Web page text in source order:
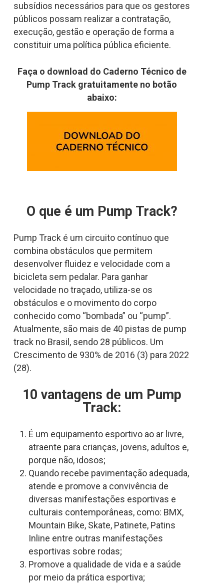
subsídios necessários para que os gestores
públicos possam realizar a contratação,
execução, gestão e operação de forma a
constituir uma política pública eficiente.
Faça o download do Caderno Técnico de
Pump Track gratuitamente no botão
abaixo:
O que é um Pump Track?
Pump Track é um circuito contínuo que
combina obstáculos que permitem
desenvolver fluidez e velocidade com a
bicicleta sem pedalar. Para ganhar
velocidade no traçado, utiliza-se os
obstáculos e o movimento do corpo
conhecido como “bombada” ou “pump”.
Atualmente, são mais de 40 pistas de pump
track no Brasil, sendo 28 públicos. Um
Crescimento de 930% de 2016 (3) para 2022
(28).
10 vantagens de um Pump
Track:
É um equipamento esportivo ao ar livre,
atraente para crianças, jovens, adultos e,
porque não, idosos;
Quando recebe pavimentação adequada,
atende e promove a convivência de
diversas manifestações esportivas e
culturais contemporâneas, como: BMX,
Mountain Bike, Skate, Patinete, Patins
Inline entre outras manifestações
esportivas sobre rodas;
Promove a qualidade de vida e a saúde
por meio da prática esportiva;